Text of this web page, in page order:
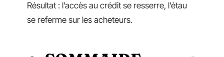
Résultat : l’accès au crédit se resserre, l’étau
se referme sur les acheteurs.